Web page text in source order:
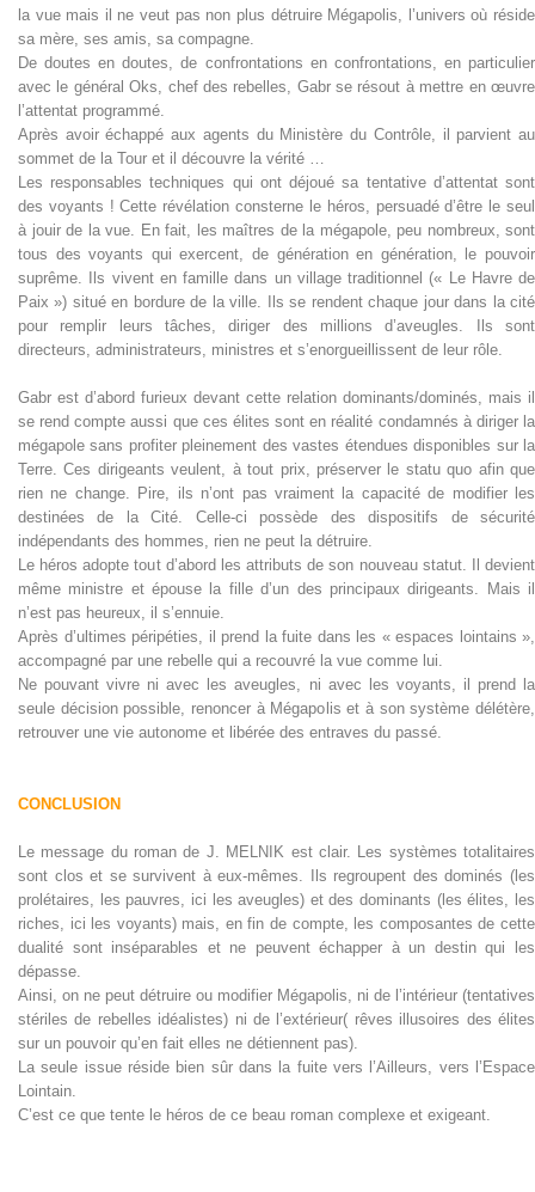
la vue mais il ne veut pas non plus détruire Mégapolis, l’univers où réside
sa mère, ses amis, sa compagne.
De doutes en doutes, de confrontations en confrontations, en particulier
avec le général Oks, chef des rebelles, Gabr se résout à mettre en œuvre
l’attentat programmé.
Après avoir échappé aux agents du Ministère du Contrôle, il parvient au
sommet de la Tour et il découvre la vérité …
Les responsables techniques qui ont déjoué sa tentative d’attentat sont
des voyants ! Cette révélation consterne le héros, persuadé d’être le seul
à jouir de la vue. En fait, les maîtres de la mégapole, peu nombreux, sont
tous des voyants qui exercent, de génération en génération, le pouvoir
suprême. Ils vivent en famille dans un village traditionnel (« Le Havre de
Paix ») situé en bordure de la ville. Ils se rendent chaque jour dans la cité
pour remplir leurs tâches, diriger des millions d’aveugles. Ils sont
directeurs, administrateurs, ministres et s’enorgueillissent de leur rôle.
Gabr est d’abord furieux devant cette relation dominants/dominés, mais il
se rend compte aussi que ces élites sont en réalité condamnés à diriger la
mégapole sans profiter pleinement des vastes étendues disponibles sur la
Terre. Ces dirigeants veulent, à tout prix, préserver le statu quo afin que
rien ne change. Pire, ils n’ont pas vraiment la capacité de modifier les
destinées de la Cité. Celle-ci possède des dispositifs de sécurité
indépendants des hommes, rien ne peut la détruire.
Le héros adopte tout d’abord les attributs de son nouveau statut. Il devient
même ministre et épouse la fille d’un des principaux dirigeants. Mais il
n’est pas heureux, il s’ennuie.
Après d’ultimes péripéties, il prend la fuite dans les « espaces lointains »,
accompagné par une rebelle qui a recouvré la vue comme lui.
Ne pouvant vivre ni avec les aveugles, ni avec les voyants, il prend la
seule décision possible, renoncer à Mégapolis et à son système délétère,
retrouver une vie autonome et libérée des entraves du passé.
CONCLUSION
Le message du roman de J. MELNIK est clair. Les systèmes totalitaires
sont clos et se survivent à eux-mêmes. Ils regroupent des dominés (les
prolétaires, les pauvres, ici les aveugles) et des dominants (les élites, les
riches, ici les voyants) mais, en fin de compte, les composantes de cette
dualité sont inséparables et ne peuvent échapper à un destin qui les
dépasse.
Ainsi, on ne peut détruire ou modifier Mégapolis, ni de l’intérieur (tentatives
stériles de rebelles idéalistes) ni de l’extérieur( rêves illusoires des élites
sur un pouvoir qu’en fait elles ne détiennent pas).
La seule issue réside bien sûr dans la fuite vers l’Ailleurs, vers l’Espace
Lointain.
C’est ce que tente le héros de ce beau roman complexe et exigeant.